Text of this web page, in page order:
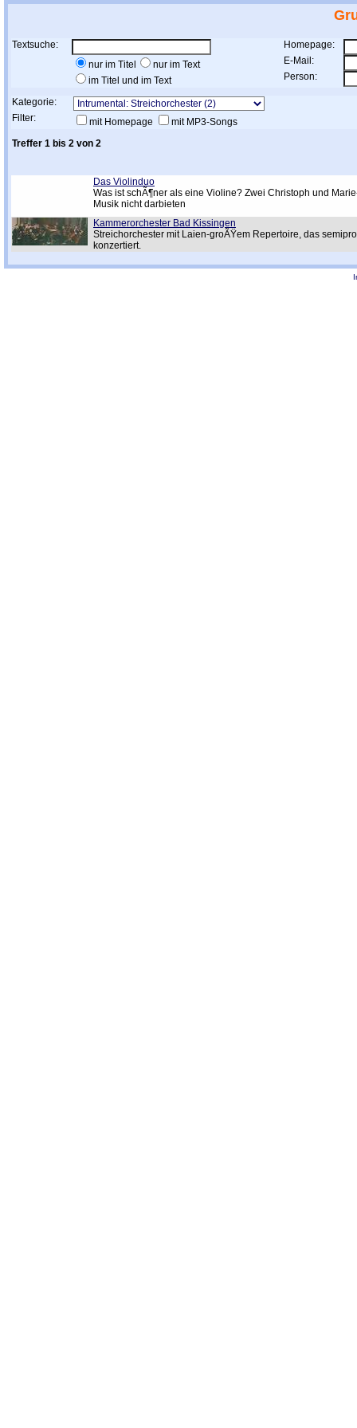
Textsuche:
Homepage:
nur im Titel
nur im Text
E-Mail:
im Titel und im Text
Person:
Kategorie:
Filter:
mit Homepage
mit MP3-Songs
Treffer 1 bis 2 von 2
Das Violinduo
Was ist schÃ¶ner als eine Violine? Zwei Christoph und
Musik nicht darbieten
Kammerorchester Bad Kissingen
Streichorchester mit Laien-groÃŸem Repertoire, das
konzertiert.